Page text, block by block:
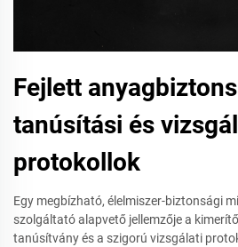
Fejlett
tanúsítási és
protokollok
Egy megbízható, élelmiszer-biztonsági
szolgáltató alapvető jellemzője a
tanúsítvány és a szigorú vizsgálati